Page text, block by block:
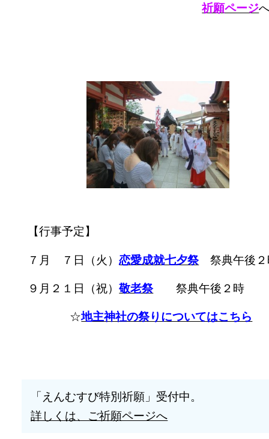
祈願ページ
【行事予定】
７月 ７日（火）恋愛成就七夕祭祭典午後２
９月２１日（祝）敬老祭祭典午後２時
☆地主神社の祭りについてはこちら
「えんむすび特別祈願」受付中。
詳しくは、ご祈願ページへ